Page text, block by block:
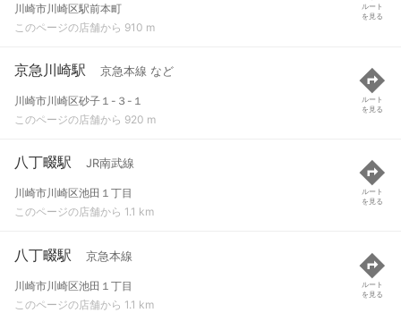
川崎市川崎区駅前本町
このページの店舗から 910 m
ルート
を見る
京急川崎駅 京急本線 など
川崎市川崎区砂子１-３-１
このページの店舗から 920 m
ルート
を見る
八丁畷駅 JR南武線
川崎市川崎区池田１丁目
このページの店舗から 1.1 km
ルート
を見る
八丁畷駅 京急本線
川崎市川崎区池田１丁目
このページの店舗から 1.1 km
ルート
を見る